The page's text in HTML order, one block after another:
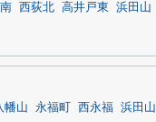
西荻北 高井戸東 浜田山
幡山 永福町 西永福 浜田山